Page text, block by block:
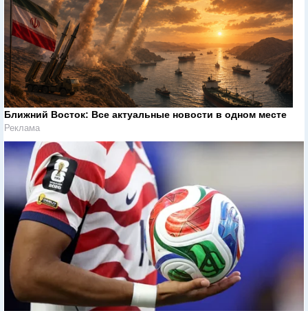
Ближний Восток: Все актуальные новости в одном месте
Реклама